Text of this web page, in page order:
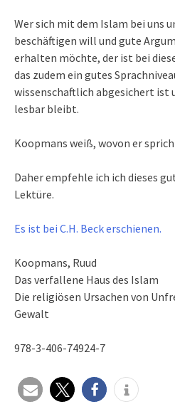
Wer sich mit dem Islam bei uns
beschäftigen will und gute
erhalten möchte, der ist bei
das zudem ein gutes
wissenschaftlich abgesichert ist
lesbar bleibt.
Koopmans weiß, wovon er
Daher empfehle ich ich dieses
Lektüre.
Es ist bei C.H. Beck erschienen.
Koopmans, Ruud
Das verfallene Haus des Islam
Die religiösen Ursachen von
Gewalt
978-3-406-74924-7